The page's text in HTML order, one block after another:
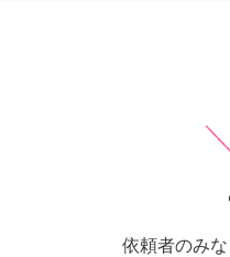
依頼者のみ